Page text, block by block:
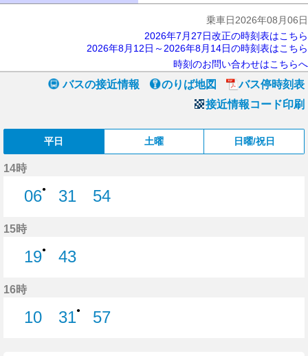
乗車日2026年08月06日
2026年7月27日改正の時刻表はこちら
2026年8月12日～2026年8月14日の時刻表はこちら
時刻のお問い合わせはこちらへ
バスの接近情報 のりば地図
バス停時刻表
接近情報コード印刷
平日 土曜 日曜/祝日
14時
06●
31
54
15時
19●
43
16時
10
31●
57